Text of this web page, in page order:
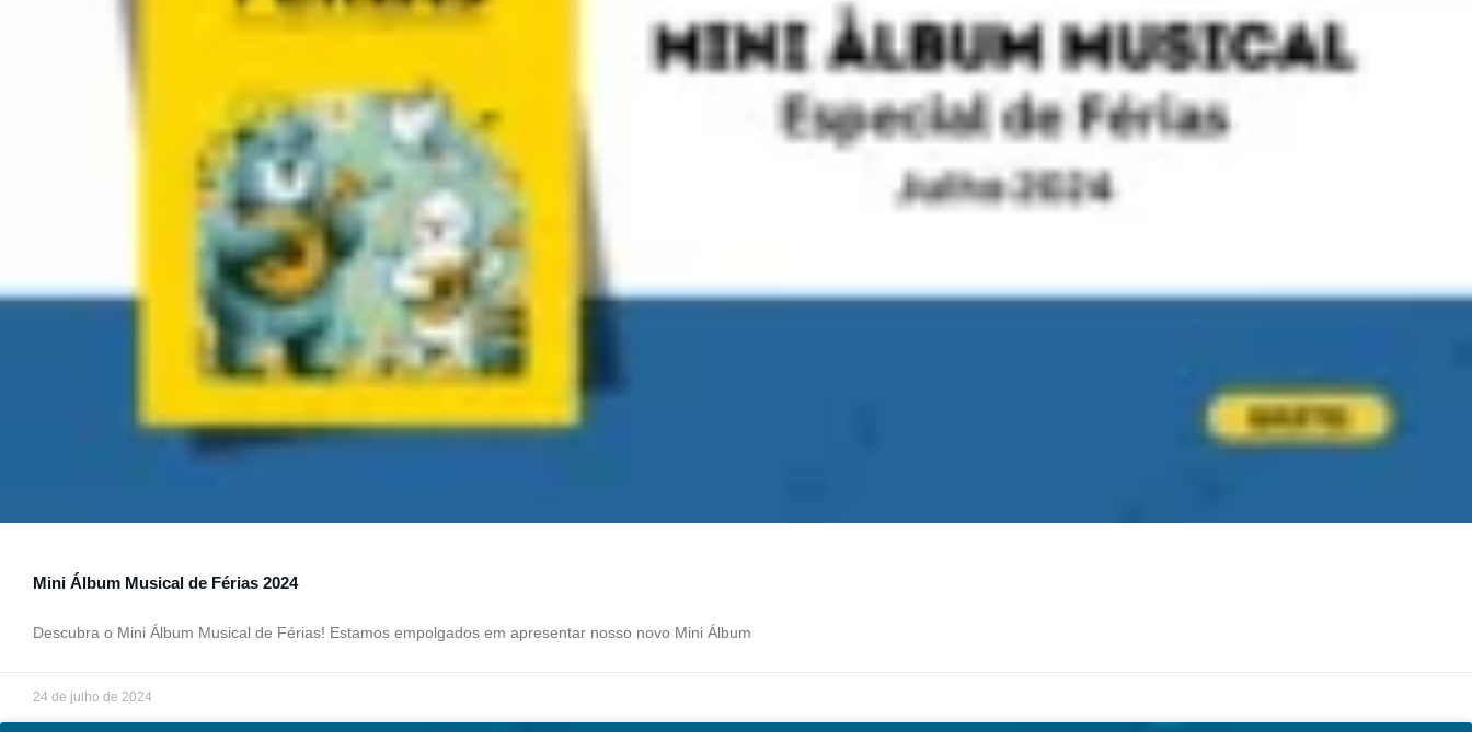
Mini Álbum Musical de Férias 2024
Descubra o Mini Álbum Musical de Férias! Estamos empolgados em apresentar nosso novo Mini Álbum
24 de julho de 2024